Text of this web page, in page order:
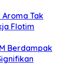
Aroma Tak
Flotim
Berdampak